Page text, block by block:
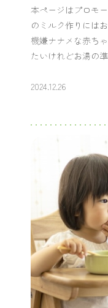
本ページはプロモ
のミルク作りには
機嫌ナナメな赤ち
たいけれどお湯の
2024.12.26